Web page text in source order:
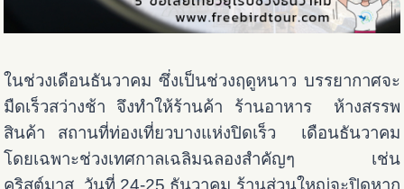
ในช่วงเดือนธันวาคม ซึ่งเป็นช่วงฤดูหนาว บรรยากาศจะ
มืดเร็วสว่างช้า จึงทำให้ร้านค้า ร้านอาหาร ห้างสรรพ
สินค้า สถานที่ท่องเที่ยวบางแห่งปิดเร็ว เดือนธันวาคม
โดยเฉพาะช่วงเทศกาลเฉลิมฉลองสำคัญๆ เช่น
คริสต์มาส วันที่ 24-25 ธันวาคม ร้านส่วนใหญ่จะปิดหาก